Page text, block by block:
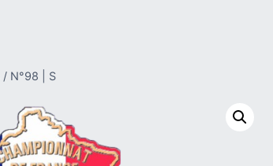
/ N°98 | S